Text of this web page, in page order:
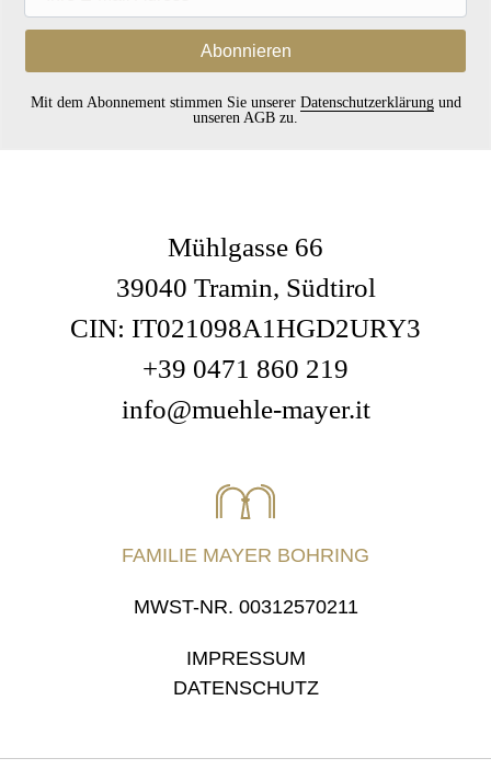
E-
Mit dem Abonnement stimmen Sie unserer Datenschutzerklärungund
unseren AGB zu.
Mühlgasse 66
39040 Tramin, Südtirol
CIN: IT021098A1HGD2URY3
+39 0471 860 219
info@muehle-mayer.it
FAMILIE MAYER BOHRING
MWST-NR. 00312570211
IMPRESSUM
DATENSCHUTZ